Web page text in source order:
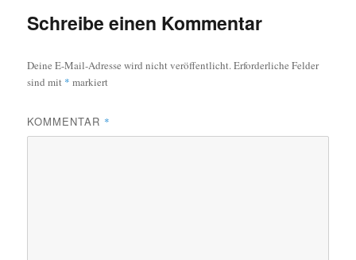
Schreibe einen Kommentar
Deine E-Mail-Adresse wird nicht veröffentlicht.Erforderliche Felder
sind mit * markiert
KOMMENTAR *